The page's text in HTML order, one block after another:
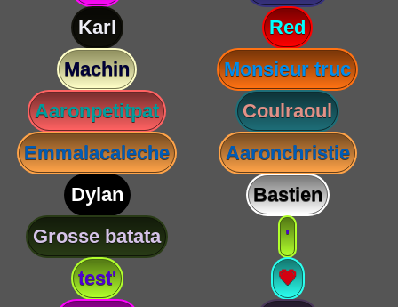
Karl
Red
Machin
Monsieur truc
Aaronpetitpat
Coulraoul
Emmalacaleche
Aaronchristie
Dylan
Bastien
Grosse batata
'
test'
💗